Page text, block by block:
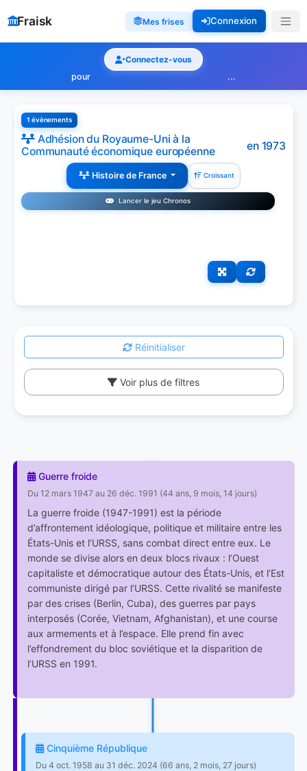
Fraisk Mes frises Connexion
Connectez-vous
pour
...
1 évènements
Adhésion du Royaume-Uni à la
Communauté économique européenne
en 1973
Histoire de France Croissant
Lancer le jeu Chronos
Réinitialiser
Voir plus de filtres
Guerre froide
Du 12 mars 1947 au 26 déc. 1991 (44 ans, 9 mois, 14 jours)
La guerre froide (1947-1991) est la période
d’affrontement idéologique, politique et militaire entre les
États-Unis et l’URSS, sans combat direct entre eux. Le
monde se divise alors en deux blocs rivaux : l’Ouest
capitaliste et démocratique autour des États-Unis, et l’Est
communiste dirigé par l’URSS. Cette rivalité se manifeste
par des crises (Berlin, Cuba), des guerres par pays
interposés (Corée, Vietnam, Afghanistan), et une course
aux armements et à l’espace. Elle prend fin avec
l’effondrement du bloc soviétique et la disparition de
l’URSS en 1991.
Cinquième République
Du 4 oct. 1958 au 31 déc. 2024 (66 ans, 2 mois, 27 jours)